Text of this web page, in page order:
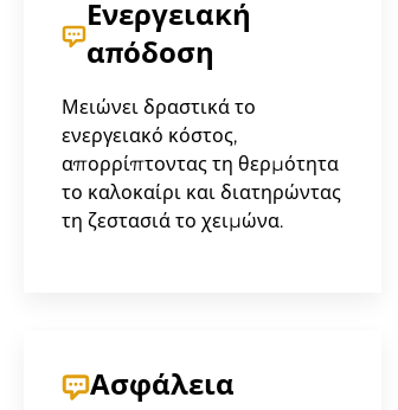
Ενεργειακή
απόδοση
Μειώνει δραστικά το
ενεργειακό κόστος,
απορρίπτοντας τη θερμότητα
το καλοκαίρι και διατηρώντας
τη ζεστασιά το χειμώνα.
Ασφάλεια